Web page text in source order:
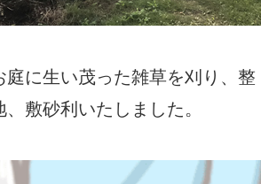
庭に生い茂った雑草を刈り、整
、敷砂利いたしました。